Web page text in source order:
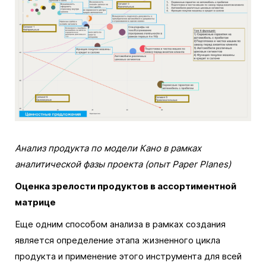
Анализ продукта по модели Кано в рамках
аналитической фазы проекта (опыт Paper Planes)
Оценка зрелости продуктов в ассортиментной
матрице
Еще одним способом анализа в рамках создания
является определение этапа жизненного цикла
продукта и применение этого инструмента для всей